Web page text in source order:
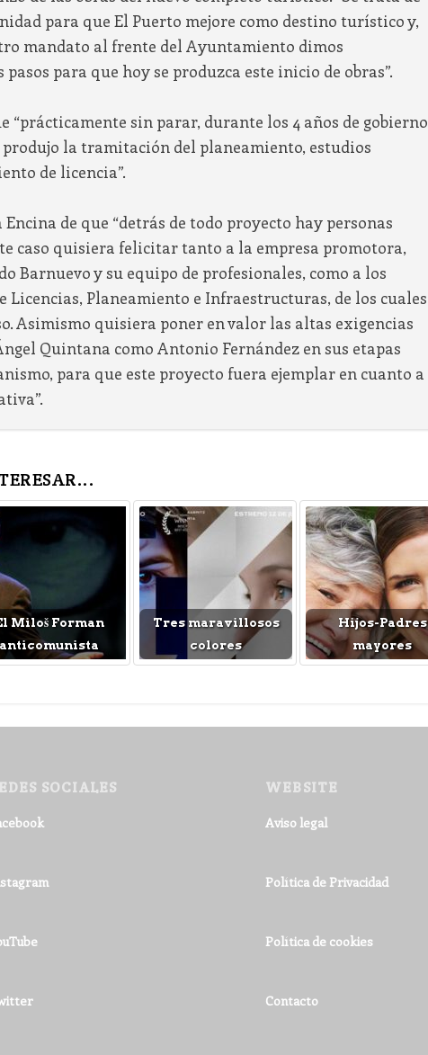
para que El Puerto mejore como destino turístico y,
mandato al frente del Ayuntamiento dimos
para que hoy se produzca este inicio de obras”.
“prácticamente sin parar, durante los 4 años de gobierno
produjo la tramitación del planeamiento, estudios
de licencia”.
de que “detrás de todo proyecto hay personas
caso quisiera felicitar tanto a la empresa promotora,
Barnuevo y su equipo de profesionales, como a los
Licencias, Planeamiento e Infraestructuras, de los cuales
Asimismo quisiera poner en valor las altas exigencias
Quintana como Antonio Fernández en sus etapas
para que este proyecto fuera ejemplar en cuanto a
Miloš Forman
anticomunista
Tres maravillosos
colores
Hijos-Padres
mayores
SOCIALES WEBSITE
Aviso legal
Política de Privacidad
Política de cookies
Contacto